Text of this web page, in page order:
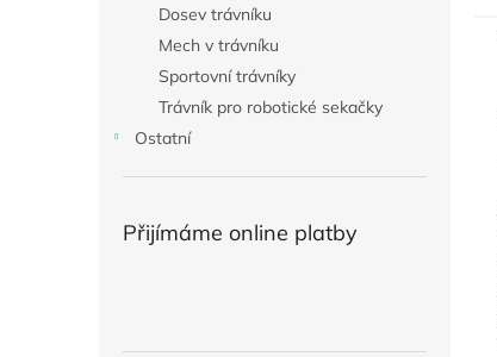
Dosev trávníku
Mech v trávníku
Sportovní trávníky
Trávník pro robotické sekačky
Ostatní
Přijímáme online platby